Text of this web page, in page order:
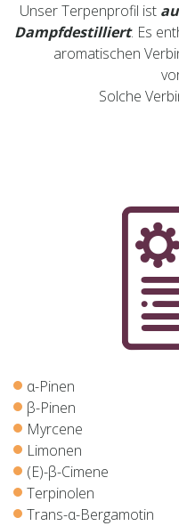
Unser Terpenprofil ist
Dampfdestilliert. Es
aromatischen
Solche
α-Pinen
β-Pinen
Myrcene
Limonen
(E)-β-Cimene
Terpinolen
Trans-α-Bergamotin